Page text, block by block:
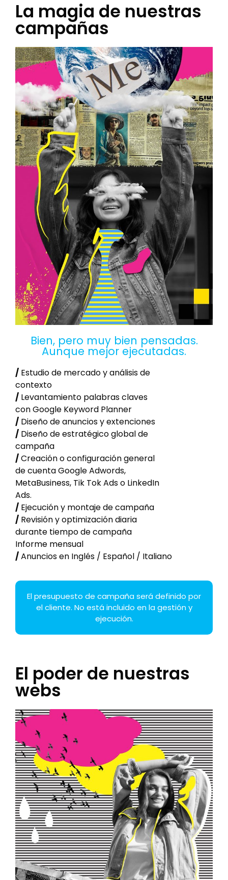
La magia de nuestras
campañas
Bien, pero muy bien pensadas.
Aunque mejor ejecutadas.
/ Estudio de mercado y análisis de
contexto
/ Levantamiento palabras claves
con Google Keyword Planner
/ Diseño de anuncios y extenciones
/ Diseño de estratégico global de
campaña
/Creación o configuración general
de cuenta Google Adwords,
MetaBusiness, Tik Tok Ads o LinkedIn
Ads.
/ Ejecución y montaje de campaña
/ Revisión y optimización diaria
durante tiempo de campaña
Informe mensual
/Anuncios en Inglés / Español / Italiano
El presupuesto de campaña será definido por
el cliente. No está incluido en la gestión y
ejecución.
El poder de nuestras
webs